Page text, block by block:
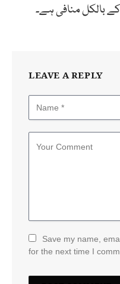
بالکل منافی ہے۔
LEAVE A REPLY
Save my name,
for the next time I